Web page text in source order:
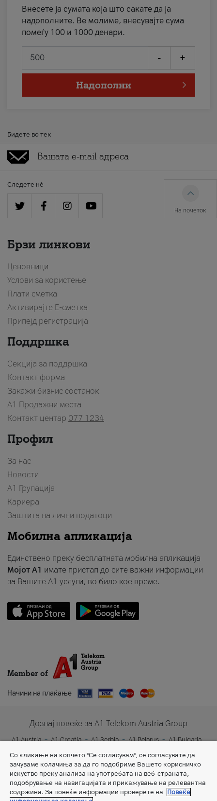
Внесете ја сумата која што сакате да ја
надополните. Ве молиме, внесувајте сума
помеѓу 100 и 1000 денари.
- +
Надополни
Бидете во тек
Следете нè
На почеток
Брзи линкови
Ценовници
Услови за користење
Плати сметка
Активирајте Е-сметка
Припејд регистрација
Поддршка
Секција за поддршка
Контакт форма
Закажи бизнис состанок
A1 Продажни места
Контакт центар 077 1234
Профил
За нас
Новости
А1 Групација
Кариера
Заштита на лични податоци
Мобилна апликација
Единствено преку бесплатната мобилна апликација
Мојот A1 имате пристап до сите важни информации
за Вашите A1 услуги, во било кое време.
Member of
Начини на плаќање
Дознај повеќе за A1 Telekom Austria Group
A1 Austria A1 Croatia A1 Serbia A1 Belarus
A1 Bulgaria
Со кликање на копчето "Се согласувам", се согласувате да
зачуваме колачиња за да го подобриме Вашето корисничко
искуство преку анализа на употребата на веб-страната,
подобрување на навигацијата и прикажување на релевантна
содржина. За повеќе информации проверете на
Повеќе